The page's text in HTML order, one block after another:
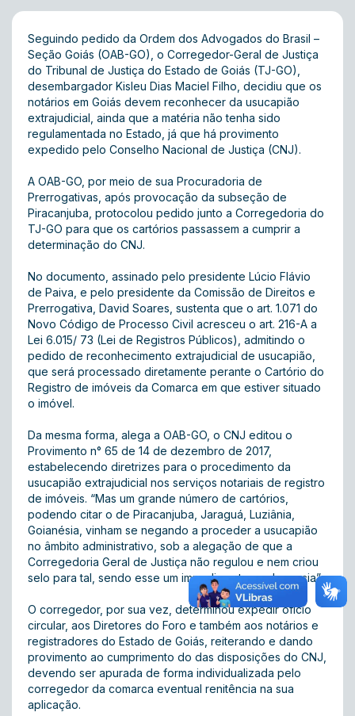
Seguindo pedido da Ordem dos Advogados do Brasil –
Seção Goiás (OAB-GO), o Corregedor-Geral de Justiça
do Tribunal de Justiça do Estado de Goiás (TJ-GO),
desembargador Kisleu Dias Maciel Filho, decidiu que os
notários em Goiás devem reconhecer da usucapião
extrajudicial, ainda que a matéria não tenha sido
regulamentada no Estado, já que há provimento
expedido pelo Conselho Nacional de Justiça (CNJ).
A OAB-GO, por meio de sua Procuradoria de
Prerrogativas, após provocação da subseção de
Piracanjuba, protocolou pedido junto a Corregedoria do
TJ-GO para que os cartórios passassem a cumprir a
determinação do CNJ.
No documento, assinado pelo presidente Lúcio Flávio
de Paiva, e pelo presidente da Comissão de Direitos e
Prerrogativa, David Soares, sustenta que o art. 1.071 do
Novo Código de Processo Civil acresceu o art. 216-A a
Lei 6.015/ 73 (Lei de Registros Públicos), admitindo o
pedido de reconhecimento extrajudicial de usucapião,
que será processado diretamente perante o Cartório do
Registro de imóveis da Comarca em que estiver situado
o imóvel.
Da mesma forma, alega a OAB-GO, o CNJ editou o
Provimento n° 65 de 14 de dezembro de 2017,
estabelecendo diretrizes para o procedimento da
usucapião extrajudicial nos serviços notariais de registro
de imóveis. “Mas um grande número de cartórios,
podendo citar o de Piracanjuba, Jaraguá, Luziânia,
Goianésia, vinham se negando a proceder a usucapião
no âmbito administrativo, sob a alegação de que a
Corregedoria Geral de Justiça não regulou e nem criou
selo para tal, sendo esse um impedimento a advocacia”.
O corregedor, por sua vez, determinou expedir ofício
circular, aos Diretores do Foro e também aos notários e
registradores do Estado de Goiás, reiterando e dando
provimento ao cumprimento do das disposições do CNJ,
devendo ser apurada de forma individualizada pelo
corregedor da comarca eventual renitência na sua
aplicação.